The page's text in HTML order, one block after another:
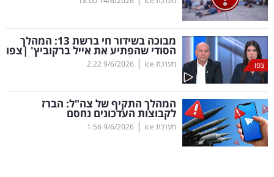
רכב
בריאות
תרבות
ופנאי
תיירות
צפו
מבוכה בשידור חי ברשת 13: המהלך
הסודי שהפתיע את אייל ברקוביץ' |צפו
מערכת ice |
9/6/2026
2:22
המהלך התקיף של צה"ל: הברז
לקבוצות העדכונים נחסם
מערכת ice |
9/6/2026
1:56